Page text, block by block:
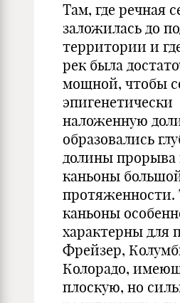
Там, где речная
заложилась до
территории и
рек была
мощной, чтобы
эпигенетически
наложенную
образовались
долины прорыва
каньоны
протяженности.
каньоны
характерны для
Фрейзер,
Колорадо,
плоскую, но